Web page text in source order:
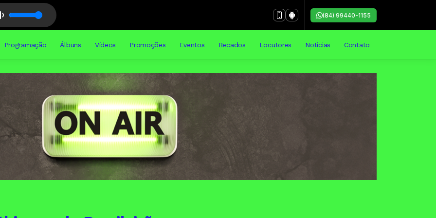
(84) 99440-1155
Programação Álbuns Vídeos Promoções Eventos Recados Locutores Notícias Contato